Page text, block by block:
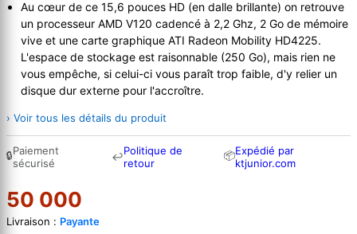
Au cœur de ce 15,6 pouces HD (en dalle brillante) on retrouve
un processeur AMD V120 cadencé à 2,2 Ghz, 2 Go de mémoire
vive et une carte graphique ATI Radeon Mobility HD4225.
L'espace de stockage est raisonnable (250 Go), mais rien ne
vous empêche, si celui-ci vous paraît trop faible, d'y relier un
disque dur externe pour l'accroître.
› Voir tous les détails du produit
🔒Paiement
sécurisé
↩Politique de
retour
📦Expédié par
ktjunior.com
50 000
Livraison : Payante